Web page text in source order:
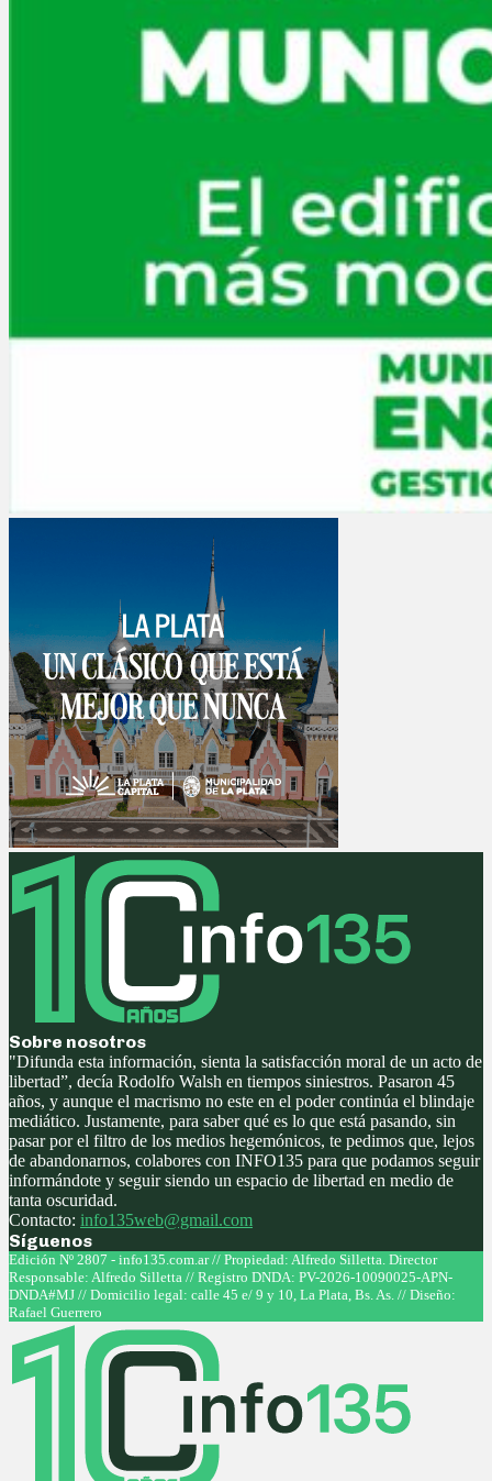
Sobre nosotros
"Difunda esta información, sienta la satisfacción moral de un acto de
libertad”, decía Rodolfo Walsh en tiempos siniestros. Pasaron 45
años, y aunque el macrismo no este en el poder continúa el blindaje
mediático. Justamente, para saber qué es lo que está pasando, sin
pasar por el filtro de los medios hegemónicos, te pedimos que, lejos
de abandonarnos, colabores con INFO135 para que podamos seguir
informándote y seguir siendo un espacio de libertad en medio de
tanta oscuridad.
Contacto: info135web@gmail.com
Síguenos
Facebook
Twitter
Instagram
Youtube
Edición Nº 2807 - info135.com.ar // Propiedad: Alfredo Silletta. Director
Responsable: Alfredo Silletta // Registro DNDA: PV-2026-10090025-APN-
DNDA#MJ // Domicilio legal: calle 45 e/ 9 y 10, La Plata, Bs. As. // Diseño:
Rafael Guerrero